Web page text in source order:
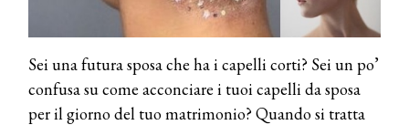
Sei una futura sposa che ha i capelli corti? Sei un po’
confusa su come acconciare i tuoi capelli da sposa
per il giorno del tuo matrimonio? Quando si tratta